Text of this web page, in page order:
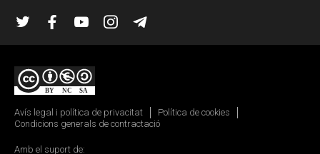
TwitterFacebook
YouTubeInstagram
Avís legal i política de privacitat
Política de cookies
Condicions generals de contractació
Amb el suport de: